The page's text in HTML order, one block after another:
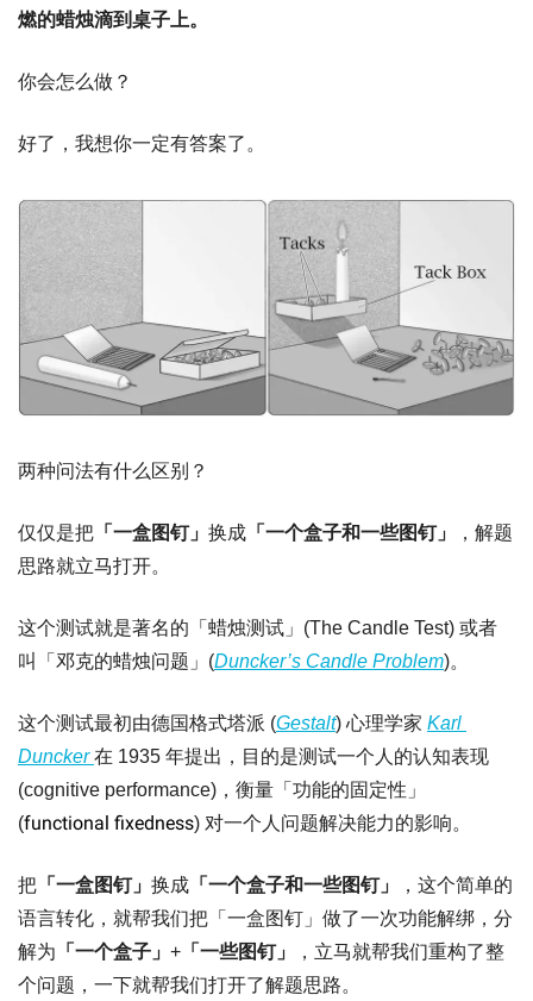
燃的蜡烛滴到桌子上。
你会怎么做？
好了，我想你一定有答案了。
两种问法有什么区别？
仅仅是把 「一盒图钉」 换成 「一个盒子和一些图钉」
，解题
思路就立马打开。
这个测试就是著名的「蜡烛测试」(The Candle Test) 或者
叫「邓克的蜡烛问题」(Duncker’s Candle Problem)。
这个测试最初由德国格式塔派 (Gestalt) 心理学家 Karl
Duncker 在 1935 年提出，目的是测试一个人的认知表现
(cognitive performance)，衡量「功能的固定性」
(functional fixedness) 对一个人问题解决能力的影响。
把 「一盒图钉」 换成 「一个盒子和一些图钉」
，这个简单的
语言转化，就帮我们把「一盒图钉」做了一次功能解绑，分
解为 「一个盒子」 + 「一些图钉」
，立马就帮我们重构了整
个问题，一下就帮我们打开了解题思路。